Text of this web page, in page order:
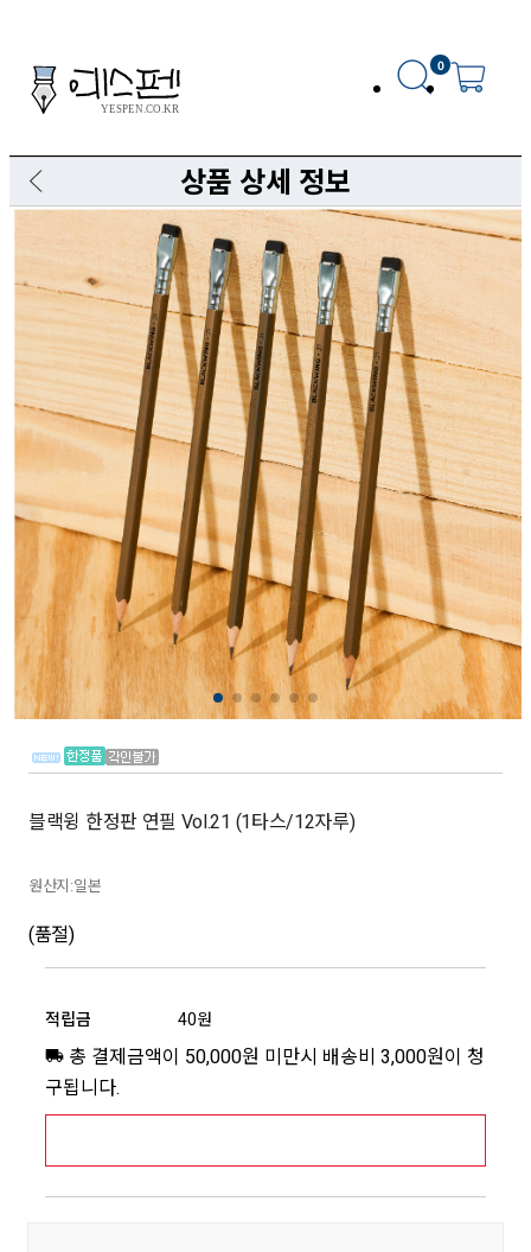
0
상품 상세 정보
블랙윙 한정판 연필 Vol.21 (1타스/12자루)
원산지:일본
(품절)
적립금 40원
총 결제금액이 50,000원 미만시 배송비 3,000원이 청
구됩니다.